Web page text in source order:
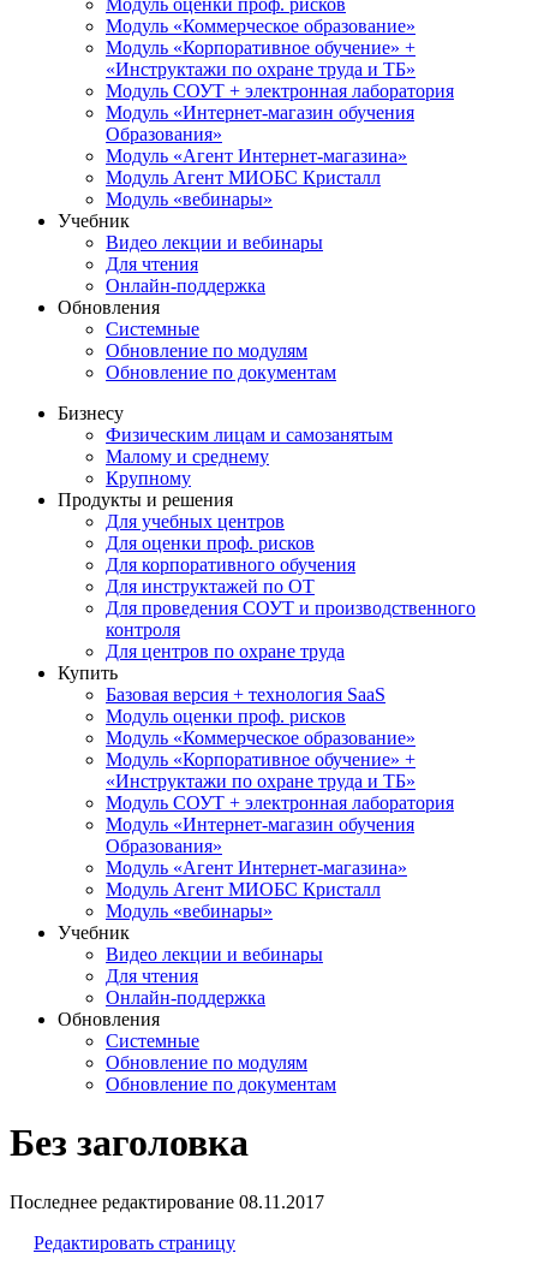
Модуль оценки проф. рисков
Модуль «Коммерческое образование»
Модуль «Корпоративное обучение» +
«Инструктажи по охране труда и ТБ»
Модуль СОУТ + электронная лаборатория
Модуль «Интернет-магазин обучения
Образования»
Модуль «Агент Интернет-магазина»
Модуль Агент МИОБС Кристалл
Модуль «вебинары»
Учебник
Видео лекции и вебинары
Для чтения
Онлайн-поддержка
Обновления
Системные
Обновление по модулям
Обновление по документам
Бизнесу
Физическим лицам и самозанятым
Малому и среднему
Крупному
Продукты и решения
Для учебных центров
Для оценки проф. рисков
Для корпоративного обучения
Для инструктажей по ОТ
Для проведения СОУТ и производственного
контроля
Для центров по охране труда
Купить
Базовая версия + технология SaaS
Модуль оценки проф. рисков
Модуль «Коммерческое образование»
Модуль «Корпоративное обучение» +
«Инструктажи по охране труда и ТБ»
Модуль СОУТ + электронная лаборатория
Модуль «Интернет-магазин обучения
Образования»
Модуль «Агент Интернет-магазина»
Модуль Агент МИОБС Кристалл
Модуль «вебинары»
Учебник
Видео лекции и вебинары
Для чтения
Онлайн-поддержка
Обновления
Системные
Обновление по модулям
Обновление по документам
Без заголовка
Последнее редактирование 08.11.2017
Редактировать страницу